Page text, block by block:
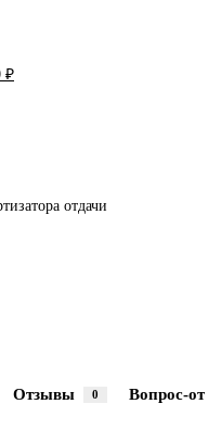
₽
отдачи
Отзывы 0 Вопрос-